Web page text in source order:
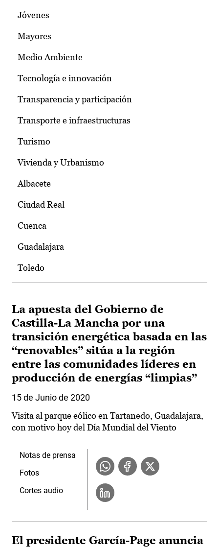
Jóvenes
Mayores
Medio Ambiente
Tecnología e innovación
Transparencia y participación
Transporte e infraestructuras
Turismo
Vivienda y Urbanismo
Albacete
Ciudad Real
Cuenca
Guadalajara
Toledo
La apuesta del Gobierno de
Castilla-La Mancha por una
transición energética basada en las
“renovables” sitúa a la región
entre las comunidades líderes en
producción de energías “limpias”
15 de Junio de 2020
Visita al parque eólico en Tartanedo, Guadalajara,
con motivo hoy del Día Mundial del Viento
Notas de prensa
Fotos
Cortes audio
El presidente García-Page anuncia